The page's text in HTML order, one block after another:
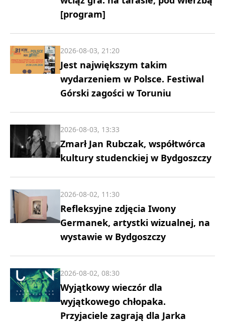
[program]
Jest największym takim
wydarzeniem w Polsce. Festiwal
Górski zagości w Toruniu
2026-08-03, 21:20
Zmarł Jan Rubczak, współtwórca
kultury studenckiej w Bydgoszczy
2026-08-03, 13:33
Refleksyjne zdjęcia Iwony
Germanek, artystki wizualnej, na
wystawie w Bydgoszczy
2026-08-02, 11:30
Wyjątkowy wieczór dla
wyjątkowego chłopaka.
Przyjaciele zagrają dla Jarka
2026-08-02, 08:30